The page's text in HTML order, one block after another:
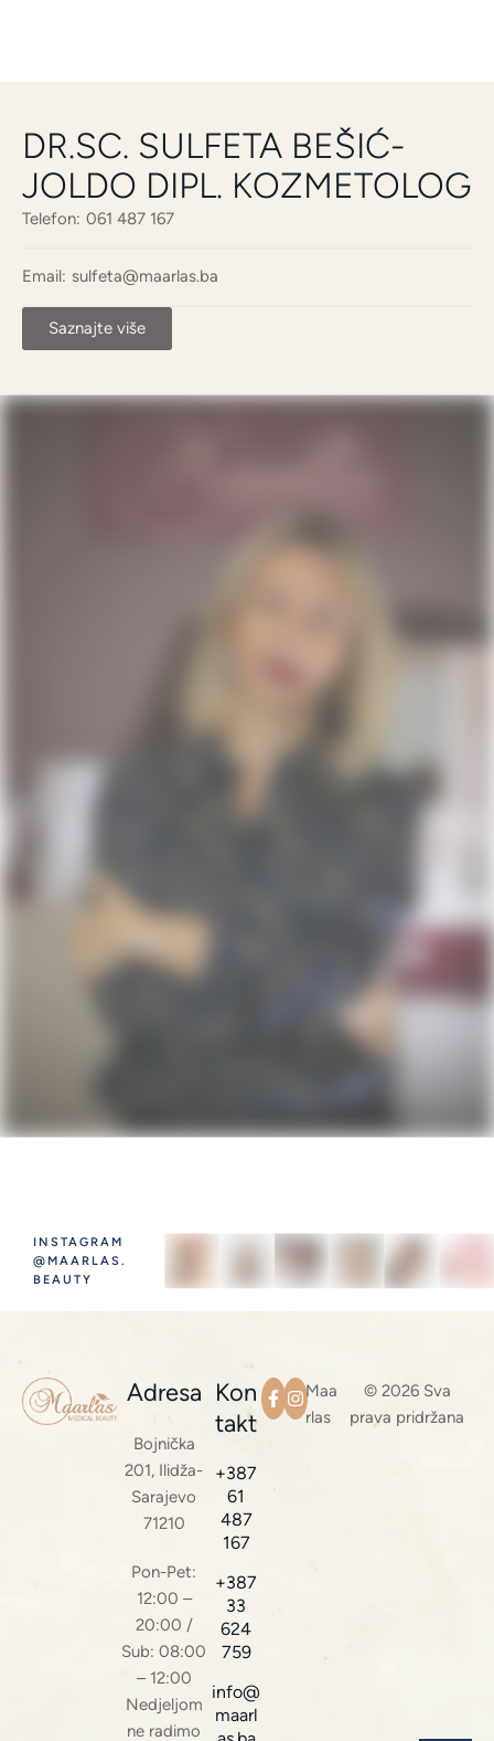
DR.SC. SULFETA BEŠIĆ-
JOLDO DIPL. KOZMETOLOG
Telefon: 061 487 167
Email: sulfeta@maarlas.ba
Saznajte više
INSTAGRAM
@MAARLAS.
BEAUTY
Adresa
Bojnička
201, Ilidža-
Sarajevo
71210
Pon-Pet:
12:00 –
20:00 /
Sub: 08:00
– 12:00
Nedjeljom
ne radimo
Kon
takt
+387
61
487
167
+387
33
624
759
info@
maarl
Maa
rlas
© 2026 Sva
prava pridržana